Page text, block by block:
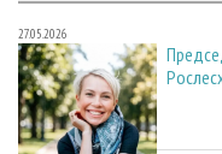
27.05.2026